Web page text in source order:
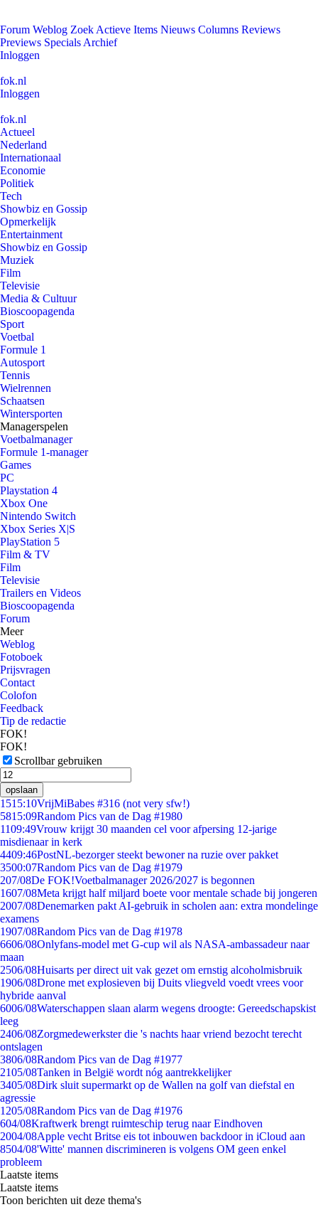
Forum Weblog Zoek Actieve Items Nieuws Columns Reviews
Previews Specials Archief
Inloggen
fok.nl
Inloggen
fok.nl
Actueel
Nederland
Internationaal
Economie
Politiek
Tech
Showbiz en Gossip
Opmerkelijk
Entertainment
Showbiz en Gossip
Muziek
Film
Televisie
Media & Cultuur
Bioscoopagenda
Sport
Voetbal
Formule 1
Autosport
Tennis
Wielrennen
Schaatsen
Wintersporten
Managerspelen
Voetbalmanager
Formule 1-manager
Games
PC
Playstation 4
Xbox One
Nintendo Switch
Xbox Series X|S
PlayStation 5
Film & TV
Film
Televisie
Trailers en Videos
Bioscoopagenda
Forum
Meer
Weblog
Fotoboek
Prijsvragen
Contact
Colofon
Feedback
Tip de redactie
FOK!
FOK!
Scrollbar gebruiken
opslaan
1515:10VrijMiBabes #316 (not very sfw!)
5815:09Random Pics van de Dag #1980
1109:49Vrouw krijgt 30 maanden cel voor afpersing 12-jarige
misdienaar in kerk
4409:46PostNL-bezorger steekt bewoner na ruzie over pakket
3500:07Random Pics van de Dag #1979
207/08De FOK!Voetbalmanager 2026/2027 is begonnen
1607/08Meta krijgt half miljard boete voor mentale schade bij jongeren
2007/08Denemarken pakt AI-gebruik in scholen aan: extra mondelinge
examens
1907/08Random Pics van de Dag #1978
6606/08Onlyfans-model met G-cup wil als NASA-ambassadeur naar
maan
2506/08Huisarts per direct uit vak gezet om ernstig alcoholmisbruik
1906/08Drone met explosieven bij Duits vliegveld voedt vrees voor
hybride aanval
6006/08Waterschappen slaan alarm wegens droogte: Gereedschapskist
leeg
2406/08Zorgmedewerkster die 's nachts haar vriend bezocht terecht
ontslagen
3806/08Random Pics van de Dag #1977
2105/08Tanken in België wordt nóg aantrekkelijker
3405/08Dirk sluit supermarkt op de Wallen na golf van diefstal en
agressie
1205/08Random Pics van de Dag #1976
604/08Kraftwerk brengt ruimteschip terug naar Eindhoven
2004/08Apple vecht Britse eis tot inbouwen backdoor in iCloud aan
8504/08'Witte' mannen discrimineren is volgens OM geen enkel
probleem
Laatste items
Laatste items
Toon berichten uit deze thema's